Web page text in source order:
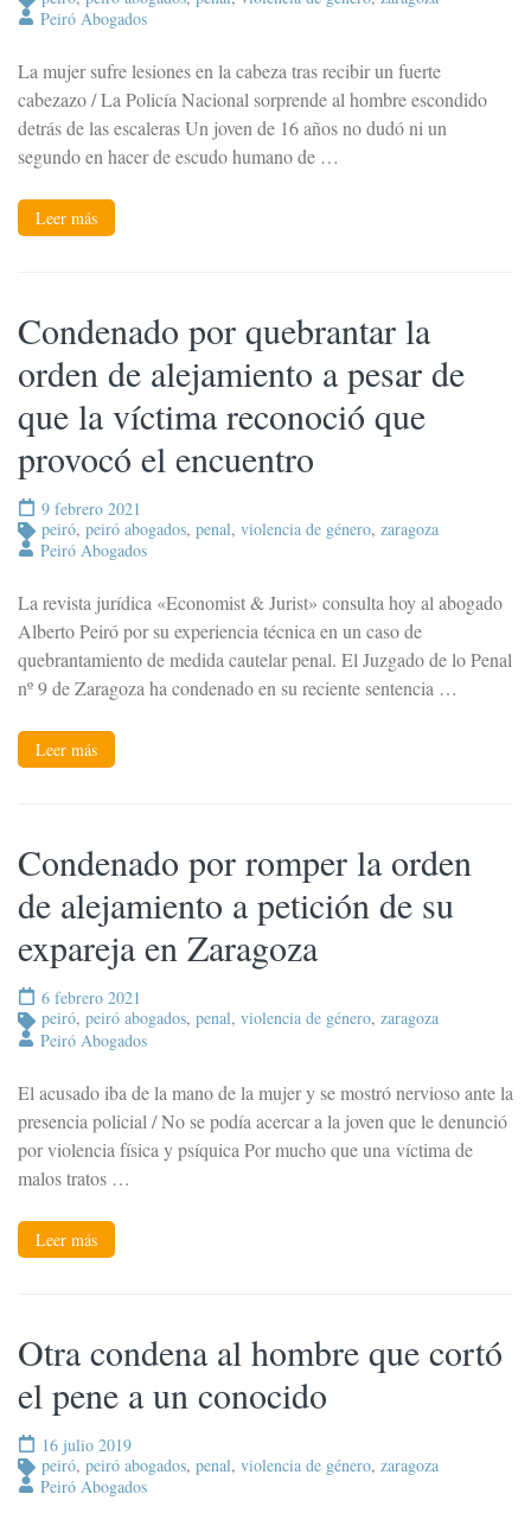
Peiró Abogados
La mujer sufre lesiones en la cabeza tras recibir un fuerte
cabezazo / La Policía Nacional sorprende al hombre escondido
detrás de las escaleras Un joven de 16 años no dudó ni un
segundo en hacer de escudo humano de …
Leer más
Condenado por quebrantar la
orden de alejamiento a pesar de
que la víctima reconoció que
provocó el encuentro
9 febrero 2021
peiró, peiró abogados, penal, violencia de género, zaragoza
Peiró Abogados
La revista jurídica «Economist & Jurist» consulta hoy al abogado
Alberto Peiró por su experiencia técnica en un caso de
quebrantamiento de medida cautelar penal. El Juzgado de lo Penal
nº 9 de Zaragoza ha condenado en su reciente sentencia …
Leer más
Condenado por romper la orden
de alejamiento a petición de su
expareja en Zaragoza
6 febrero 2021
peiró, peiró abogados, penal, violencia de género, zaragoza
Peiró Abogados
El acusado iba de la mano de la mujer y se mostró nervioso ante la
presencia policial / No se podía acercar a la joven que le denunció
por violencia física y psíquica Por mucho que una víctima de
malos tratos …
Leer más
Otra condena al hombre que cortó
el pene a un conocido
16 julio 2019
peiró, peiró abogados, penal, violencia de género, zaragoza
Peiró Abogados